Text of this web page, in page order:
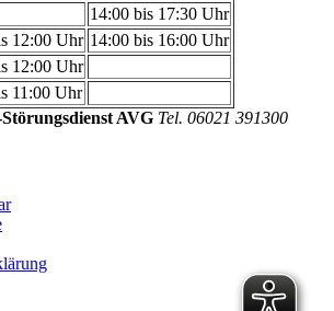
14:00 bis 17:30 Uhr
12:00 Uhr 14:00 bis 16:00 Uhr
12:00 Uhr
11:00 Uhr
AVG Tel. 06021 391300